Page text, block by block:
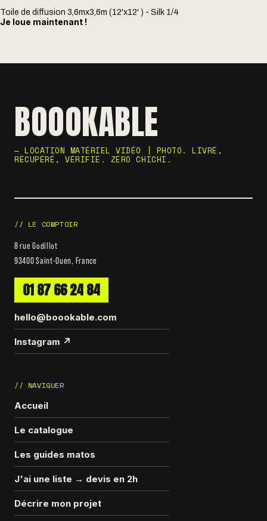
Toile de diffusion 3,6mx3,6m (12'x12' ) - Silk 1/4
Je loue maintenant !
BOOOKABLE
— LOCATION MATÉRIEL VIDÉO | PHOTO. LIVRÉ,
RÉCUPÉRÉ, VÉRIFIÉ. ZÉRO CHICHI.
// LE COMPTOIR
8 rue Godillot
93400 Saint-Ouen, France
01 87 66 24 84
hello@boookable.com
Instagram ↗
// NAVIGUER
Accueil
Le catalogue
Les guides matos
J'ai une liste → devis en 2h
Décrire mon projet